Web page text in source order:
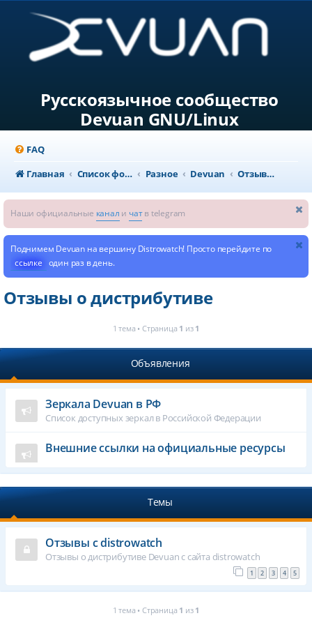
Русскоязычное сообщество
Devuan GNU/Linux
FAQ
Главная
Список форумов Разное Devuan Отзывы о дистрибутиве
Наши официальные канал и чатв telegram
Поднимем Devuan на вершину Distrowatch! Просто перейдите по
ссылке один раз в день.
Отзывы о дистрибутиве
1 тема • Страница 1 из 1
Объявления
Зеркала Devuan в РФ
Список доступных зеркал в Российской Федерации
Внешние ссылки на официальные ресурсы
Темы
Отзывы с distrowatch
Отзывы о дистрибутиве Devuan с сайта distrowatch
1 2 3 4 5
1 тема • Страница 1 из 1